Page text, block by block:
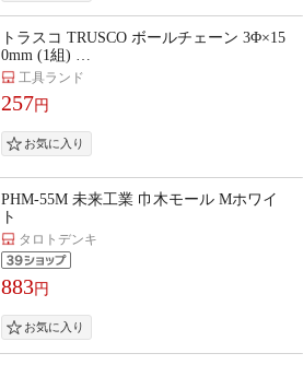
トラスコ TRUSCO ボールチェーン 3Φ×15
0mm (1組) …
工具ランド
257円
PHM-55M 未来工業 巾木モール Mホワイ
ト
タロトデンキ
883円